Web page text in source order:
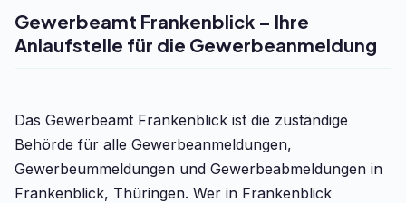
Gewerbeamt Frankenblick – Ihre
Anlaufstelle für die Gewerbeanmeldung
Das Gewerbeamt Frankenblick ist die zuständige
Behörde für alle Gewerbeanmeldungen,
Gewerbeummeldungen und Gewerbeabmeldungen in
Frankenblick, Thüringen. Wer in Frankenblick